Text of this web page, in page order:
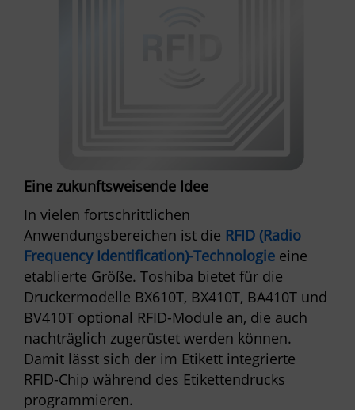
Eine zukunftsweisende Idee
In vielen fortschrittlichen
Anwendungsbereichen ist die RFID (Radio
Frequency Identification)-Technologie eine
etablierte Größe. Toshiba bietet für die
Druckermodelle BX610T, BX410T, BA410T und
BV410T optional RFID-Module an, die auch
nachträglich zugerüstet werden können.
Damit lässt sich der im Etikett integrierte
RFID-Chip während des Etikettendrucks
programmieren.